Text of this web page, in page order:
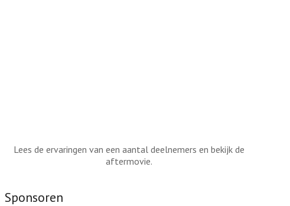
Lees de ervaringen van een aantal deelnemers en bekijk de
aftermovie.
Sponsoren